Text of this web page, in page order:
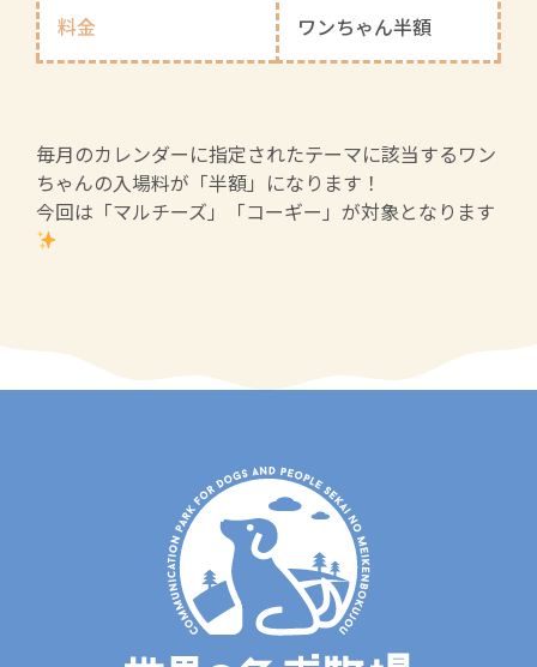
料金 ワンちゃん半額
毎月のカレンダーに指定されたテーマに該当するワン
ちゃんの入場料が「半額」になります！
今回は「マルチーズ」「コーギー」が対象となります